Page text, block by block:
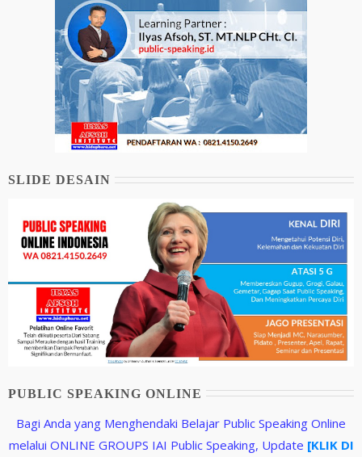
SLIDE DESAIN
PUBLIC SPEAKING ONLINE
Bagi Anda yang Menghendaki Belajar Public Speaking Online
melalui ONLINE GROUPS IAI Public Speaking, Update [KLIK DI